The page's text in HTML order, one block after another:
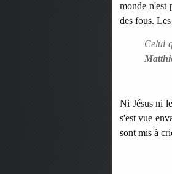
monde n'est
des fous.
Celui
Ni Jésus ni
s'est vue
sont mis à